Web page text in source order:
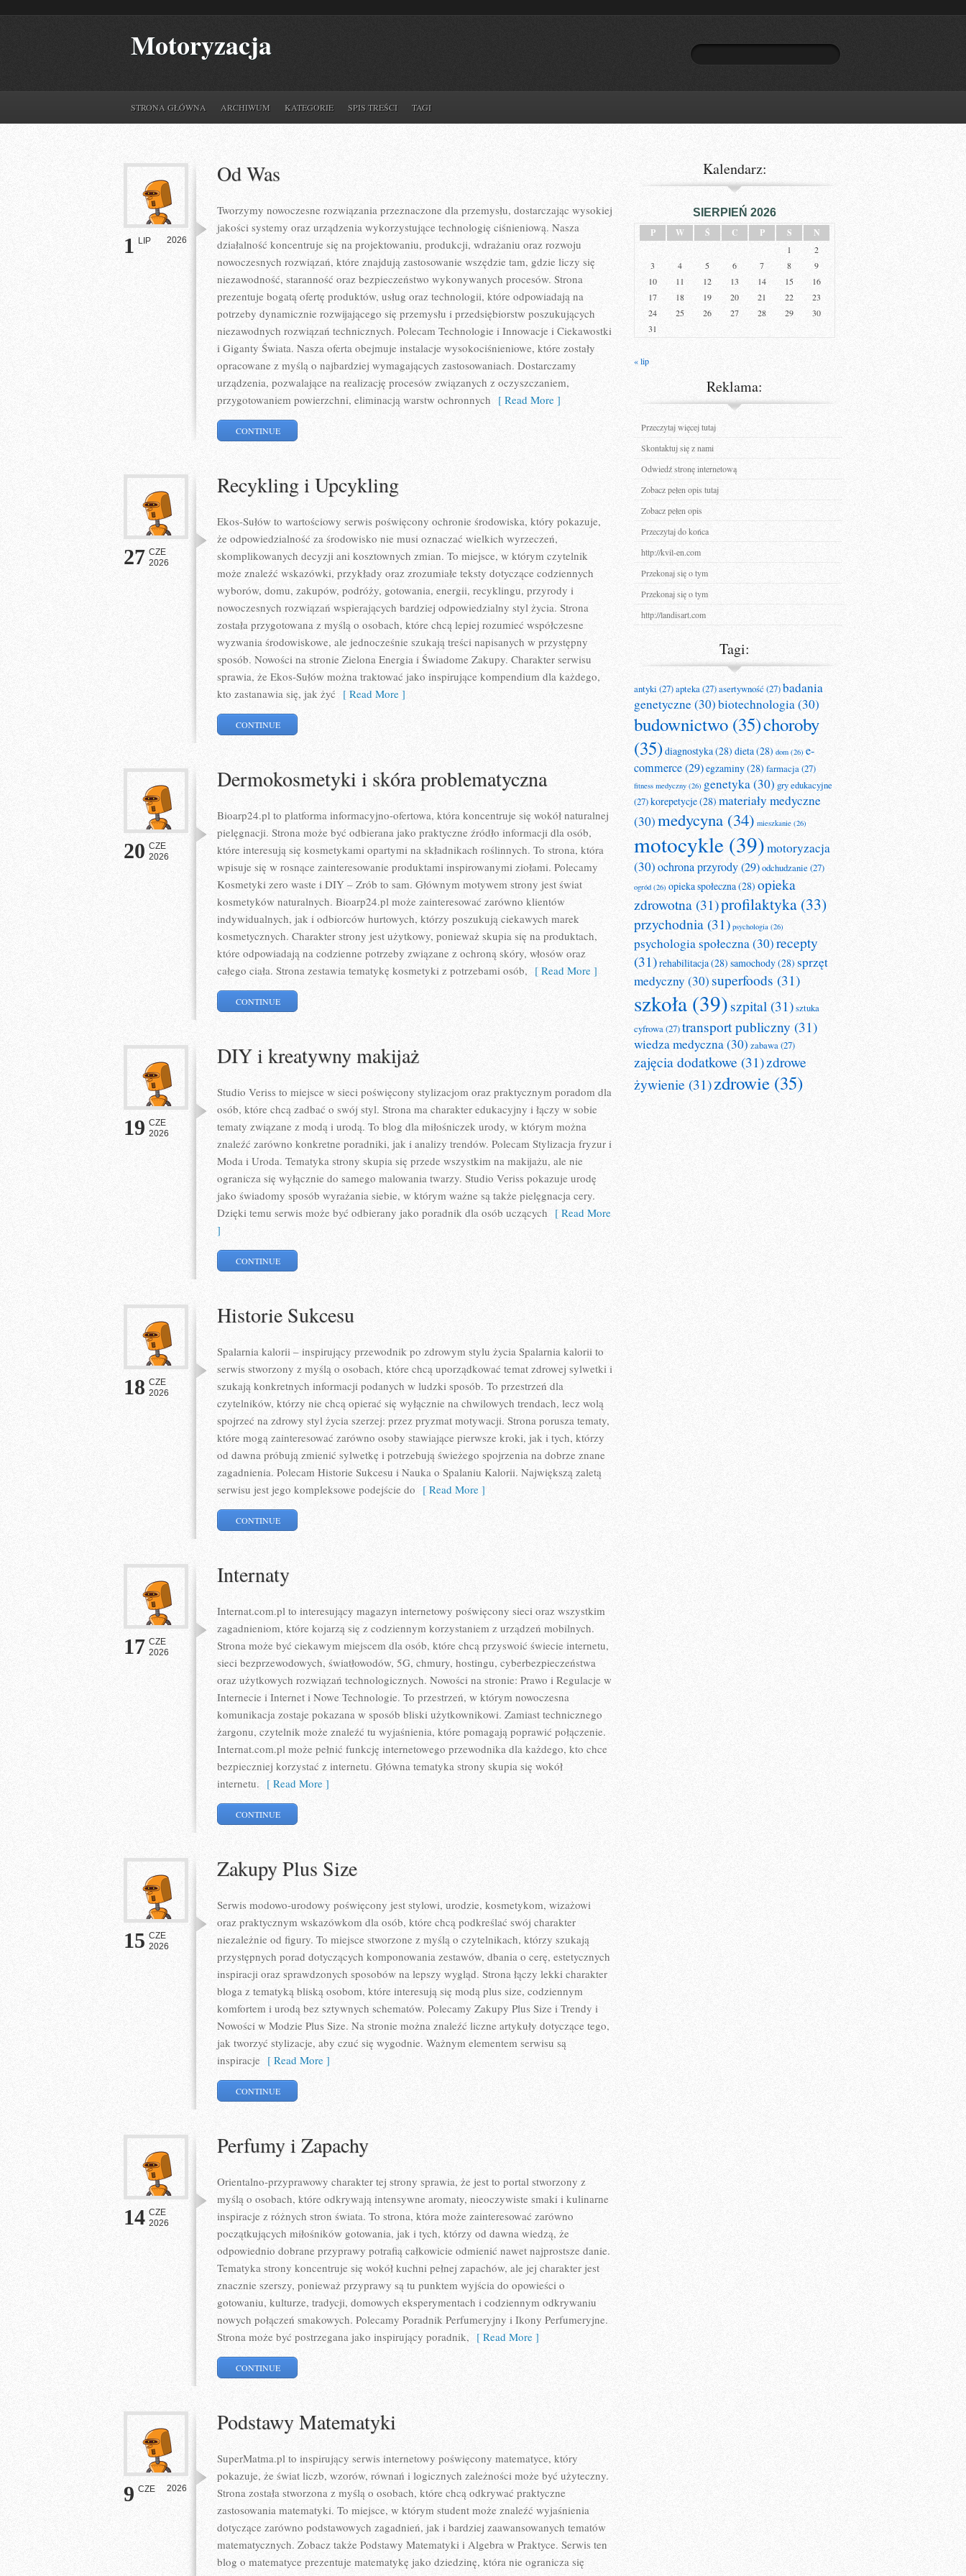
Motoryzacja
STRONA GŁÓWNA ARCHIWUM KATEGORIE SPIS TREŚCI TAGI
1 LIP 2026
Od Was
Tworzymy nowoczesne rozwiązania przeznaczone dla przemysłu, dostarczając wysokiej
jakości systemy oraz urządzenia wykorzystujące technologię ciśnieniową. Nasza
działalność koncentruje się na projektowaniu, produkcji, wdrażaniu oraz rozwoju
nowoczesnych rozwiązań, które znajdują zastosowanie wszędzie tam, gdzie liczy się
niezawodność, staranność oraz bezpieczeństwo wykonywanych procesów. Strona
prezentuje bogatą ofertę produktów, usług oraz technologii, które odpowiadają na
potrzeby dynamicznie rozwijającego się przemysłu i przedsiębiorstw poszukujących
niezawodnych rozwiązań technicznych. Polecam Technologie i Innowacje i Ciekawostki
i Giganty Świata. Nasza oferta obejmuje instalacje wysokociśnieniowe, które zostały
opracowane z myślą o najbardziej wymagających zastosowaniach. Dostarczamy
urządzenia, pozwalające na realizację procesów związanych z oczyszczaniem,
przygotowaniem powierzchni, eliminacją warstw ochronnych [ Read More ]
CONTINUE
27 CZE
2026
Recykling i Upcykling
Ekos-Sułów to wartościowy serwis poświęcony ochronie środowiska, który pokazuje,
że odpowiedzialność za środowisko nie musi oznaczać wielkich wyrzeczeń,
skomplikowanych decyzji ani kosztownych zmian. To miejsce, w którym czytelnik
może znaleźć wskazówki, przykłady oraz zrozumiałe teksty dotyczące codziennych
wyborów, domu, zakupów, podróży, gotowania, energii, recyklingu, przyrody i
nowoczesnych rozwiązań wspierających bardziej odpowiedzialny styl życia. Strona
została przygotowana z myślą o osobach, które chcą lepiej rozumieć współczesne
wyzwania środowiskowe, ale jednocześnie szukają treści napisanych w przystępny
sposób. Nowości na stronie Zielona Energia i Świadome Zakupy. Charakter serwisu
sprawia, że Ekos-Sułów można traktować jako inspirujące kompendium dla każdego,
kto zastanawia się, jak żyć [ Read More ]
CONTINUE
20 CZE
2026
Dermokosmetyki i skóra problematyczna
Bioarp24.pl to platforma informacyjno-ofertowa, która koncentruje się wokół naturalnej
pielęgnacji. Strona może być odbierana jako praktyczne źródło informacji dla osób,
które interesują się kosmetykami opartymi na składnikach roślinnych. To strona, która
wpisuje się w rosnące zainteresowanie produktami inspirowanymi ziołami. Polecamy
Kosmetyki zero waste i DIY – Zrób to sam. Głównym motywem strony jest świat
kosmetyków naturalnych. Bioarp24.pl może zainteresować zarówno klientów
indywidualnych, jak i odbiorców hurtowych, którzy poszukują ciekawych marek
kosmetycznych. Charakter strony jest użytkowy, ponieważ skupia się na produktach,
które odpowiadają na codzienne potrzeby związane z ochroną skóry, włosów oraz
całego ciała. Strona zestawia tematykę kosmetyki z potrzebami osób, [ Read More ]
CONTINUE
19 CZE
2026
DIY i kreatywny makijaż
Studio Veriss to miejsce w sieci poświęcony stylizacjom oraz praktycznym poradom dla
osób, które chcą zadbać o swój styl. Strona ma charakter edukacyjny i łączy w sobie
tematy związane z modą i urodą. To blog dla miłośniczek urody, w którym można
znaleźć zarówno konkretne poradniki, jak i analizy trendów. Polecam Stylizacja fryzur i
Moda i Uroda. Tematyka strony skupia się przede wszystkim na makijażu, ale nie
ogranicza się wyłącznie do samego malowania twarzy. Studio Veriss pokazuje urodę
jako świadomy sposób wyrażania siebie, w którym ważne są także pielęgnacja cery.
Dzięki temu serwis może być odbierany jako poradnik dla osób uczących [ Read More
]
CONTINUE
18 CZE
2026
Historie Sukcesu
Spalarnia kalorii – inspirujący przewodnik po zdrowym stylu życia Spalarnia kalorii to
serwis stworzony z myślą o osobach, które chcą uporządkować temat zdrowej sylwetki i
szukają konkretnych informacji podanych w ludzki sposób. To przestrzeń dla
czytelników, którzy nie chcą opierać się wyłącznie na chwilowych trendach, lecz wolą
spojrzeć na zdrowy styl życia szerzej: przez pryzmat motywacji. Strona porusza tematy,
które mogą zainteresować zarówno osoby stawiające pierwsze kroki, jak i tych, którzy
od dawna próbują zmienić sylwetkę i potrzebują świeżego spojrzenia na dobrze znane
zagadnienia. Polecam Historie Sukcesu i Nauka o Spalaniu Kalorii. Największą zaletą
serwisu jest jego kompleksowe podejście do [ Read More ]
CONTINUE
17 CZE
2026
Internaty
Internat.com.pl to interesujący magazyn internetowy poświęcony sieci oraz wszystkim
zagadnieniom, które kojarzą się z codziennym korzystaniem z urządzeń mobilnych.
Strona może być ciekawym miejscem dla osób, które chcą przyswoić świecie internetu,
sieci bezprzewodowych, światłowodów, 5G, chmury, hostingu, cyberbezpieczeństwa
oraz użytkowych rozwiązań technologicznych. Nowości na stronie: Prawo i Regulacje w
Internecie i Internet i Nowe Technologie. To przestrzeń, w którym nowoczesna
komunikacja zostaje pokazana w sposób bliski użytkownikowi. Zamiast technicznego
żargonu, czytelnik może znaleźć tu wyjaśnienia, które pomagają poprawić połączenie.
Internat.com.pl może pełnić funkcję internetowego przewodnika dla każdego, kto chce
bezpieczniej korzystać z internetu. Główna tematyka strony skupia się wokół
internetu. [ Read More ]
CONTINUE
15 CZE
2026
Zakupy Plus Size
Serwis modowo-urodowy poświęcony jest stylowi, urodzie, kosmetykom, wizażowi
oraz praktycznym wskazówkom dla osób, które chcą podkreślać swój charakter
niezależnie od figury. To miejsce stworzone z myślą o czytelnikach, którzy szukają
przystępnych porad dotyczących komponowania zestawów, dbania o cerę, estetycznych
inspiracji oraz sprawdzonych sposobów na lepszy wygląd. Strona łączy lekki charakter
bloga z tematyką bliską osobom, które interesują się modą plus size, codziennym
komfortem i urodą bez sztywnych schematów. Polecamy Zakupy Plus Size i Trendy i
Nowości w Modzie Plus Size. Na stronie można znaleźć liczne artykuły dotyczące tego,
jak tworzyć stylizacje, aby czuć się wygodnie. Ważnym elementem serwisu są
inspiracje [ Read More ]
CONTINUE
14 CZE
2026
Perfumy i Zapachy
Orientalno-przyprawowy charakter tej strony sprawia, że jest to portal stworzony z
myślą o osobach, które odkrywają intensywne aromaty, nieoczywiste smaki i kulinarne
inspiracje z różnych stron świata. To strona, która może zainteresować zarówno
początkujących miłośników gotowania, jak i tych, którzy od dawna wiedzą, że
odpowiednio dobrane przyprawy potrafią całkowicie odmienić nawet najprostsze danie.
Tematyka strony koncentruje się wokół kuchni pełnej zapachów, ale jej charakter jest
znacznie szerszy, ponieważ przyprawy są tu punktem wyjścia do opowieści o
gotowaniu, kulturze, tradycji, domowych eksperymentach i codziennym odkrywaniu
nowych połączeń smakowych. Polecamy Poradnik Perfumeryjny i Ikony Perfumeryjne.
Strona może być postrzegana jako inspirujący poradnik, [ Read More ]
CONTINUE
9 CZE 2026
Podstawy Matematyki
SuperMatma.pl to inspirujący serwis internetowy poświęcony matematyce, który
pokazuje, że świat liczb, wzorów, równań i logicznych zależności może być użyteczny.
Strona została stworzona z myślą o osobach, które chcą odkrywać praktyczne
zastosowania matematyki. To miejsce, w którym student może znaleźć wyjaśnienia
dotyczące zarówno podstawowych zagadnień, jak i bardziej zaawansowanych tematów
matematycznych. Zobacz także Podstawy Matematyki i Algebra w Praktyce. Serwis ten
blog o matematyce prezentuje matematykę jako dziedzinę, która nie ogranicza się
Kalendarz:
SIERPIEŃ 2026
P
W Ś C P S N
1
2
3
4 5 6 7 8
9
10
11 12 13 14 15
16
17
18 19 20 21 22
23
24
25 26 27 28 29
30
31
« lip
Reklama:
Przeczytaj więcej tutaj
Skontaktuj się z nami
Odwiedź stronę internetową
Zobacz pełen opis tutaj
Zobacz pełen opis
Przeczytaj do końca
http://kvil-en.com
Przekonaj się o tym
Przekonaj się o tym
http://landisart.com
Tagi:
antyki(27)apteka(27)asertywność(27)badania
genetyczne(30)biotechnologia(30)
budownictwo (35)choroby
(35) diagnostyka(28) dieta(28) dom (26) e-
commerce(29)egzaminy(28) farmacja(27)
fitness medyczny (26) genetyka(30) gry edukacyjne
(27)korepetycje(28) materiały medyczne
(30)medycyna (34) mieszkanie (26)
motocykle (39)motoryzacja
(30)ochrona przyrody(29)odchudzanie(27)
ogród (26) opieka społeczna(28) opieka
zdrowotna (31)profilaktyka (33)
przychodnia (31) psychologia (26)
psychologia społeczna(30)recepty
(31)rehabilitacja(28) samochody(28) sprzęt
medyczny (30) superfoods (31)
szkoła (39)szpital (31)sztuka
cyfrowa(27)transport publiczny (31)
wiedza medyczna(30) zabawa(27)
zajęcia dodatkowe (31)zdrowe
żywienie (31)zdrowie (35)